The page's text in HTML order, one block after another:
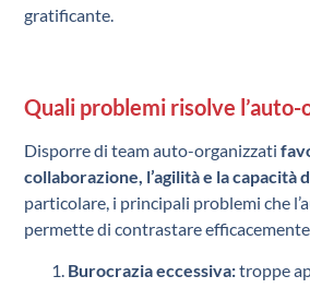
gratificante.
Quali problemi risolve l’auto-
Disporre di team auto-organizzati
collaborazione, l’agilità e la capacità
particolare, i principali problemi che
permette di contrastare
Burocrazia eccessiva:troppe